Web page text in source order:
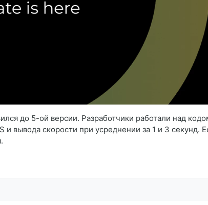
до 5-ой версии. Разработчики работали над
вывода скорости при усреднении за 1 и 3 секунд.